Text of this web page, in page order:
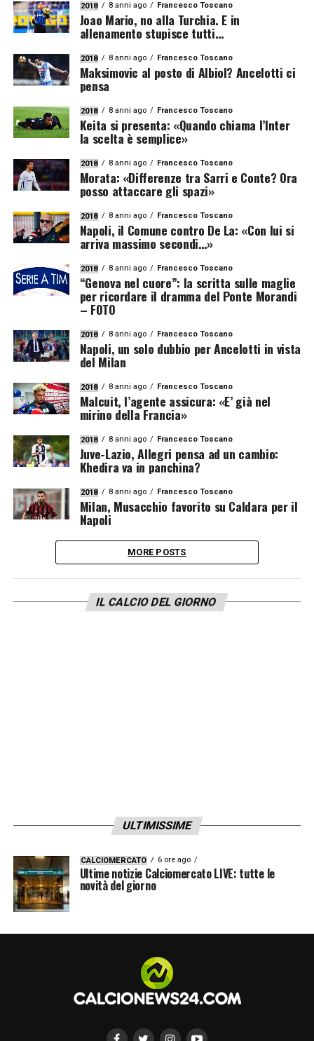
2018 8 anni ago Francesco Toscano
Joao Mario, no alla Turchia. E in
allenamento stupisce tutti…
2018 8 anni ago Francesco Toscano
Maksimovic al posto di Albiol? Ancelotti ci
pensa
2018 8 anni ago Francesco Toscano
Keita si presenta: «Quando chiama l’Inter
la scelta è semplice»
2018 8 anni ago Francesco Toscano
Morata: «Differenze tra Sarri e Conte? Ora
posso attaccare gli spazi»
2018 8 anni ago Francesco Toscano
Napoli, il Comune contro De La: «Con lui si
arriva massimo secondi…»
2018 8 anni ago Francesco Toscano
“Genova nel cuore”: la scritta sulle maglie
per ricordare il dramma del Ponte Morandi
– FOTO
2018 8 anni ago Francesco Toscano
Napoli, un solo dubbio per Ancelotti in vista
del Milan
2018 8 anni ago Francesco Toscano
Malcuit, l’agente assicura: «E’ già nel
mirino della Francia»
2018 8 anni ago Francesco Toscano
Juve-Lazio, Allegri pensa ad un cambio:
Khedira va in panchina?
2018 8 anni ago Francesco Toscano
Milan, Musacchio favorito su Caldara per il
Napoli
MORE POSTS
IL CALCIO DEL GIORNO
ULTIMISSIME
CALCIOMERCATO 6 ore ago
Ultime notizie Calciomercato LIVE: tutte le
novità del giorno